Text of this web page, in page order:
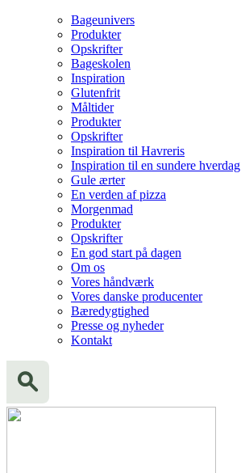
Bageunivers
Produkter
Opskrifter
Bageskolen
Inspiration
Glutenfrit
Måltider
Produkter
Opskrifter
Inspiration til Havreris
Inspiration til en sundere hverdag
Gule ærter
En verden af pizza
Morgenmad
Produkter
Opskrifter
En god start på dagen
Om os
Vores håndværk
Vores danske producenter
Bæredygtighed
Presse og nyheder
Kontakt